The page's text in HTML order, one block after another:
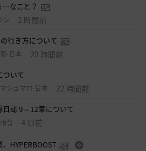
…なこと？
ン 2 時間前
行き方について
-日本 20 時間前
ついて
シュマロ-日本 22 時間前
誌 9～12章について
音 4 日前
HYPERBOOST